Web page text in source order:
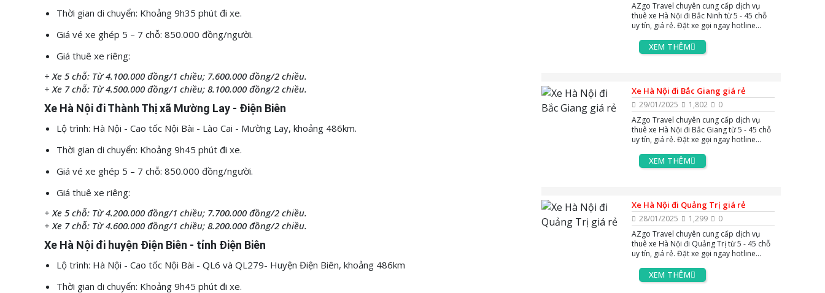
Thời gian di chuyển: Khoảng 9h35 phút đi xe.
Giá vé xe ghép 5 – 7 chỗ: 850.000 đồng/người.
Giá thuê xe riêng:
+ Xe 5 chỗ: Từ 4.100.000 đồng/1 chiều; 7.600.000 đồng/2 chiều.
+ Xe 7 chỗ: Từ 4.500.000 đồng/1 chiều; 8.100.000 đồng/2 chiều.
Xe Hà Nội đi Thành Thị xã Mường Lay - Điện Biên
Lộ trình: Hà Nội - Cao tốc Nội Bài - Lào Cai - Mường Lay, khoảng 486km.
Thời gian di chuyển: Khoảng 9h45 phút đi xe.
Giá vé xe ghép 5 – 7 chỗ: 850.000 đồng/người.
Giá thuê xe riêng:
+ Xe 5 chỗ: Từ 4.200.000 đồng/1 chiều; 7.700.000 đồng/2 chiều.
+ Xe 7 chỗ: Từ 4.600.000 đồng/1 chiều; 8.200.000 đồng/2 chiều.
Xe Hà Nội đi huyện Điện Biên - tỉnh Điện Biên
Lộ trình: Hà Nội - Cao tốc Nội Bài - QL6 và QL279- Huyện Điện Biên, khoảng 486km
Thời gian di chuyển: Khoảng 9h45 phút đi xe.
AZgo Travel chuyên cung cấp dịch vụ
thuê xe Hà Nội đi Bắc Ninh từ 5 - 45 chỗ
uy tín, giá rẻ. Đặt xe gọi ngay hotline
để được tư vấn miễn phí 24/7.
XEM THÊM
Xe Hà Nội đi Bắc Giang giá rẻ
29/01/2025 1,802
0
AZgo Travel chuyên cung cấp dịch vụ
thuê xe Hà Nội đi Bắc Giang từ 5 - 45 chỗ
uy tín, giá rẻ. Đặt xe gọi ngay hotline
để được tư vấn miễn phí 24/7.
XEM THÊM
Xe Hà Nội đi Quảng Trị giá rẻ
28/01/2025 1,299
0
AZgo Travel chuyên cung cấp dịch vụ
thuê xe Hà Nội đi Quảng Trị từ 5 - 45 chỗ
uy tín, giá rẻ. Đặt xe gọi ngay hotline
để được tư vấn miễn phí 24/7.
XEM THÊM